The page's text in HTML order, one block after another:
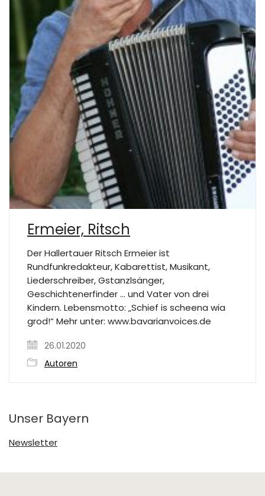
Ermeier, Ritsch
Der Hallertauer Ritsch Ermeier ist
Rundfunkredakteur, Kabarettist, Musikant,
Liederschreiber, Gstanzlsänger,
Geschichtenerfinder … und Vater von drei
Kindern. Lebensmotto: „Schief is scheena wia
grod!“ Mehr unter: www.bavarianvoices.de
26.01.2020
Autoren
Unser Bayern
Newsletter